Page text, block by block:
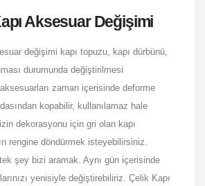
Aksesuar Değişimi
değişimi kapı topuzu, kapı dürbünü,
durumunda değiştirilmesi
zaman içerisinde deforme
kopabilir, kullanılamaz hale
dekorasyonu için gri olan kapı
rengine döndürmek isteyebilirsiniz.
şey bizi aramak. Aynı gün içerisinde
yenisiyle değiştirebiliriz. Çelik Kapı